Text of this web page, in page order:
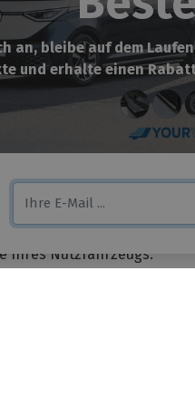
Sortiment ist sorgfältig
sind Sie sicher, ein
sicher, wirklich
vom Nutzfahrzeug,
wir einige innovative
den folgenden Vorteilen:
Sie tragen problemlos
oder ein Brett leicht auf
Ihres Nutzfahrzeugs.
an, bleibe auf dem
und erhalte einen